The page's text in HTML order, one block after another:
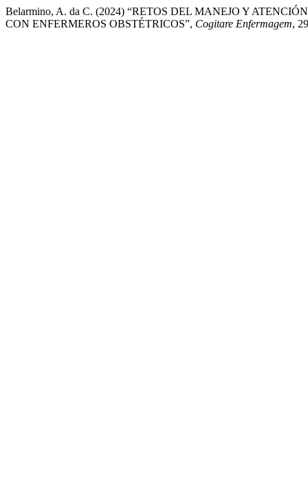
Belarmino, A. da C. (2024) “RETOS DEL MANEJO Y
CON ENFERMEROS OBSTÉTRICOS”, Cogitare Enfermagem,